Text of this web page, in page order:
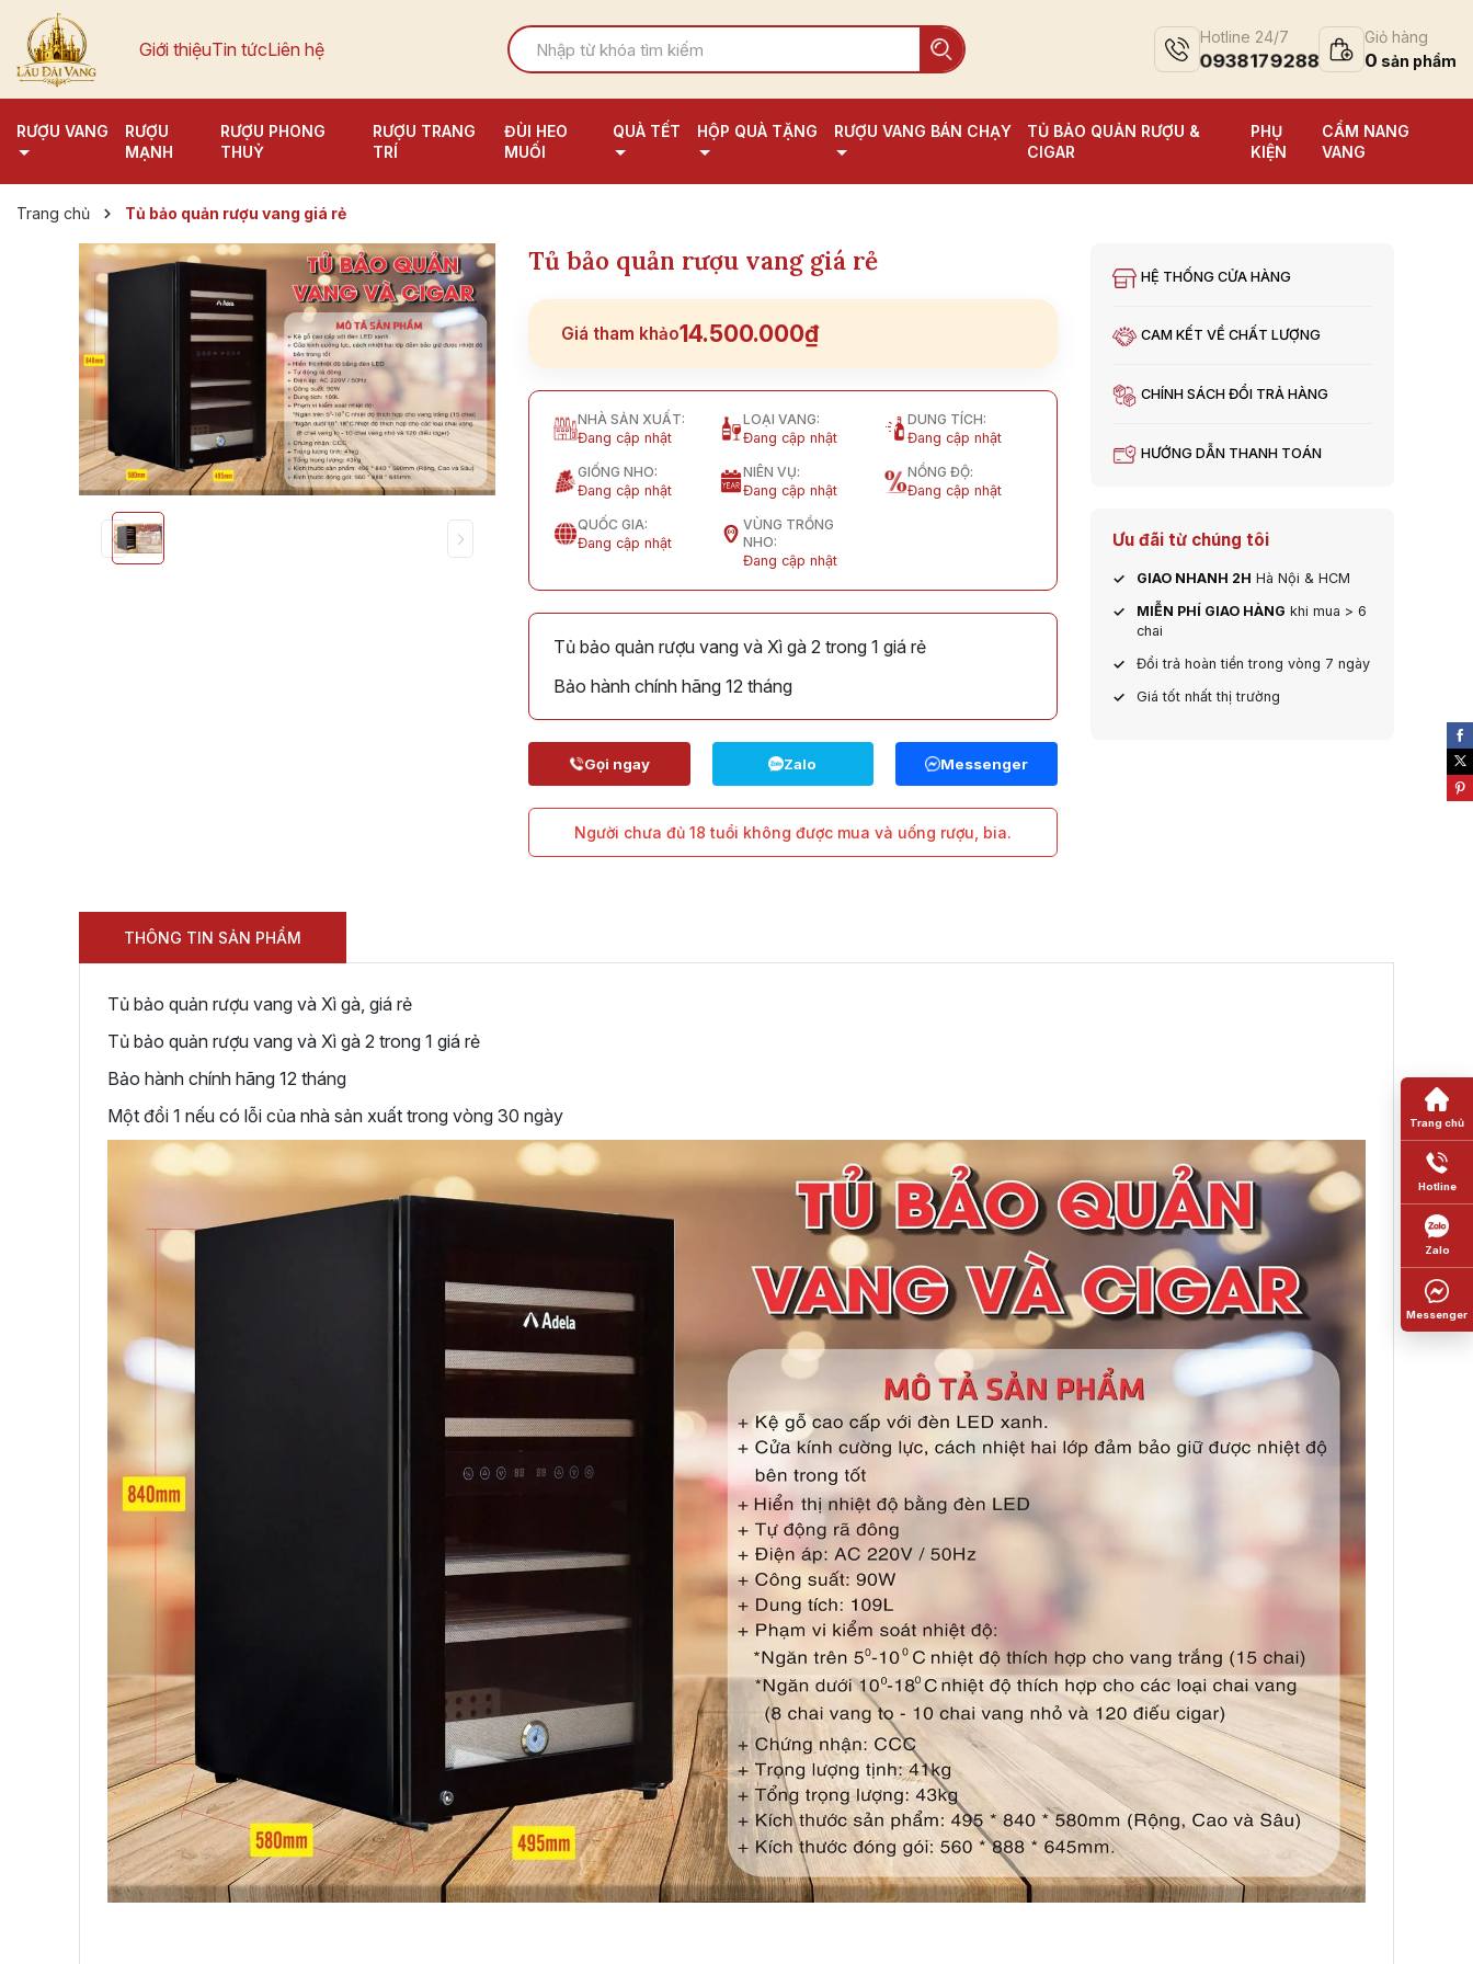
Giới thiệuTin tứcLiên hệ
Hotline 24/7
0938179288
Giỏ hàng
0
RƯỢU VANG
RƯỢU
MẠNH
RƯỢU PHONG
THUỶ
RƯỢU TRANG
TRÍ
ĐÙI HEO
MUỐI
QUÀ TẾT HỘP QUÀ TẶNG RƯỢU VANG BÁN CHẠY
TỦ BẢO QUẢN RƯỢU &
CIGAR
PHỤ
KIỆN
CẨM NANG
VANG
Trang chủ Tủ bảo quản rượu vang giá rẻ
Tủ bảo quản rượu vang giá rẻ
Giá tham khảo14.500.000₫
NHÀ SẢN XUẤT:
Đang cập nhật
LOẠI VANG:
Đang cập nhật
DUNG TÍCH:
Đang cập nhật
GIỐNG NHO:
Đang cập nhật
NIÊN VỤ:
Đang cập nhật
NỒNG ĐỘ:
Đang cập nhật
QUỐC GIA:
Đang cập nhật
VÙNG TRỒNG
NHO:
Đang cập nhật
Tủ bảo quản rượu vang và Xì gà 2 trong 1 giá rẻ
Bảo hành chính hãng 12 tháng
Người chưa đủ 18 tuổi không được mua và uống rượu, bia.
HỆ THỐNG CỬA HÀNG
CAM KẾT VỀ CHẤT LƯỢNG
CHÍNH SÁCH ĐỔI TRẢ HÀNG
HƯỚNG DẪN THANH TOÁN
Ưu đãi từ chúng tôi
GIAO NHANH 2H Hà Nội & HCM
MIỄN PHÍ GIAO HÀNG khi mua > 6
chai
Đổi trả hoàn tiền trong vòng 7 ngày
Giá tốt nhất thị trường
THÔNG TIN SẢN PHẨM
Tủ bảo quản rượu vang và Xì gà, giá rẻ
Tủ bảo quản rượu vang và Xì gà 2 trong 1 giá rẻ
Bảo hành chính hãng 12 tháng
Một đổi 1 nếu có lỗi của nhà sản xuất trong vòng 30 ngày